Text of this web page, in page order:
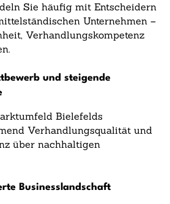
Sie häufig mit Entscheidern
Unternehmen –
Verhandlungskompetenz
und steigende
Bielefelds
Verhandlungsqualität und
über nachhaltigen
Businesslandschaft